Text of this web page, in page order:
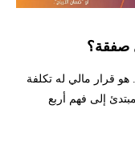
صفقة؟
قرار مالي له تكلفة
إلى فهم أربع